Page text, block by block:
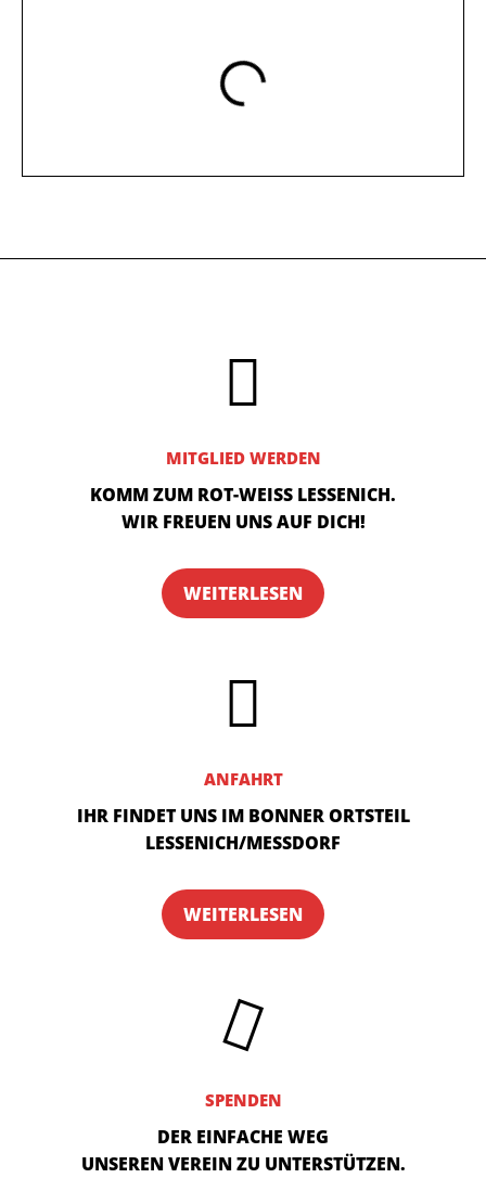
MITGLIED WERDEN
KOMM ZUM ROT-WEISS LESSENICH.
WIR FREUEN UNS AUF DICH!
WEITERLESEN
ANFAHRT
IHR FINDET UNS IM BONNER ORTSTEIL
LESSE­NICH/MESS­DORF
WEITERLESEN
SPENDEN
DER EINFACHE WEG
UNSEREN VEREIN ZU UNTERSTÜTZEN.